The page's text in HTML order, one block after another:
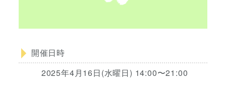
開催日時
2025年4月16日(水曜日) 14:00〜21:00